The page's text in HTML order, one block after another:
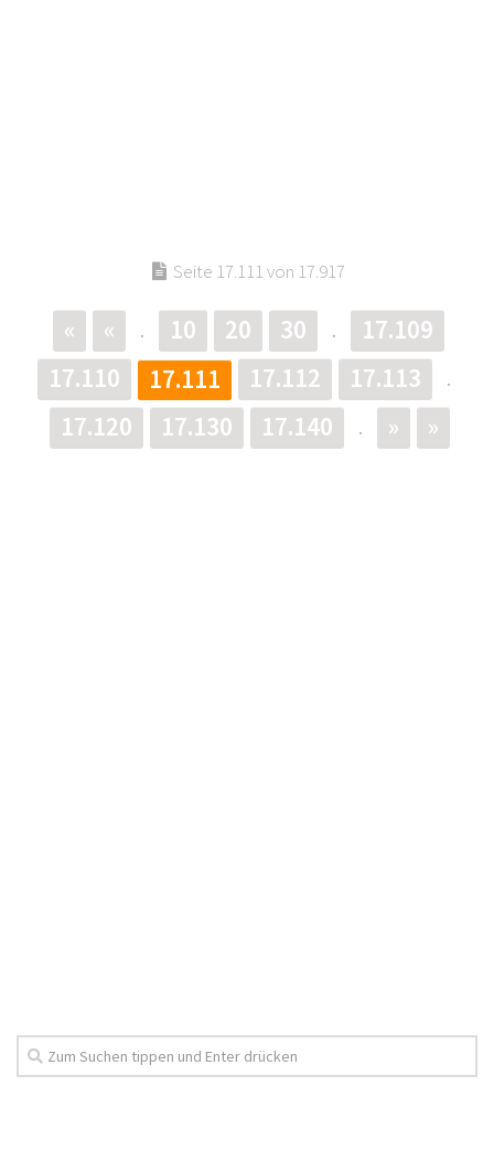
Seite 17.111 von 17.917
« « . 10 20 30 .
17.109
17.110
17.111 17.112 17.113 .
17.120 17.130 17.140 . » »